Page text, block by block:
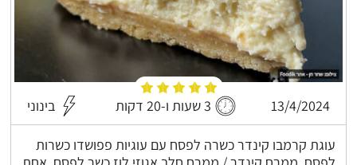
13/4/2024 3 שעות ו-20 דקות בינוני
עוגת קרמבו קינדר כשרה לפסח עם עוגיות פפושדו כשרות